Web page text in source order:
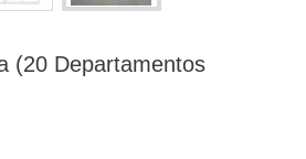
(20 Departamentos